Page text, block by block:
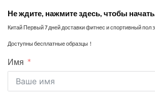
Не ждите, нажмите здесь, чтобы
Китай Первый 7 дней доставки фитнес и спортивный пол
Доступны бесплатные образцы！
Имя